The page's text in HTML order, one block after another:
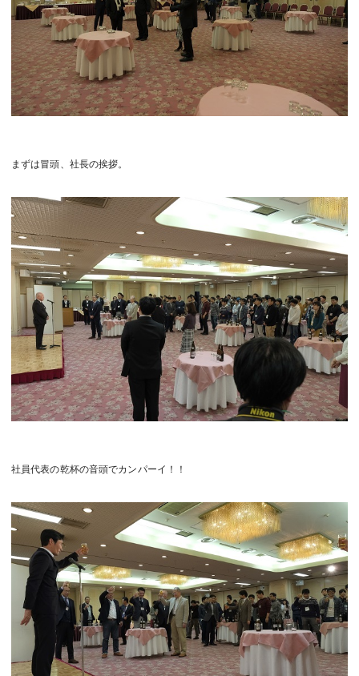
まずは冒頭、社長の挨拶。
社員代表の乾杯の音頭でカンパーイ！！